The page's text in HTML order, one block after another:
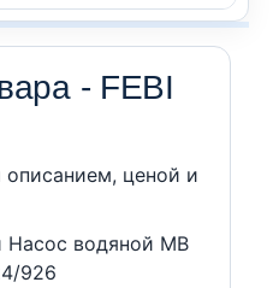
- FEBI
ценой и
водяной MB
926